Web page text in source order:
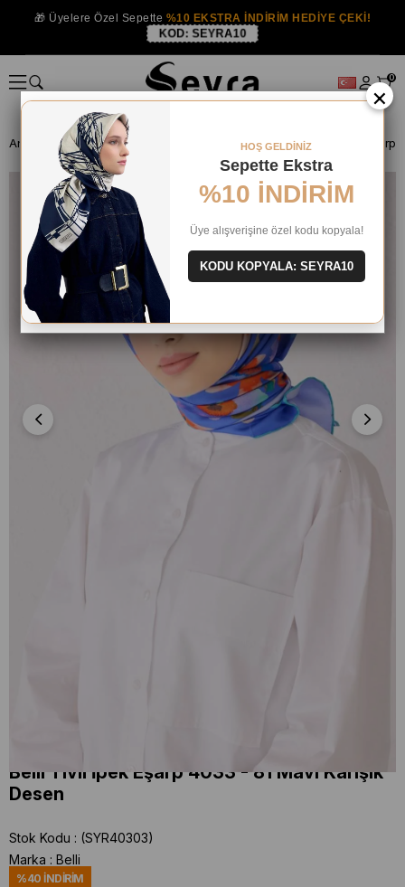
🎁 Üyelere Özel Sepette %10 EKSTRA İNDİRİM HEDİYE ÇEKİ!
KOD: SEYRA10
0
Anasayfa İPEK EŞARP Belli İpek 2024-25 Kış Belli Tivil İpek Eşarp
Belli Tivil İpek Eşarp 4033 - 81 Mavi Karışık
Desen
Stok Kodu
(SYR40303)
Marka : Belli
%40 İNDIRIM
×
HOŞ GELDİNİZ
Sepette Ekstra
%10 İNDİRİM
Üye alışverişine özel kodu kopyala!
KODU KOPYALA: SEYRA10